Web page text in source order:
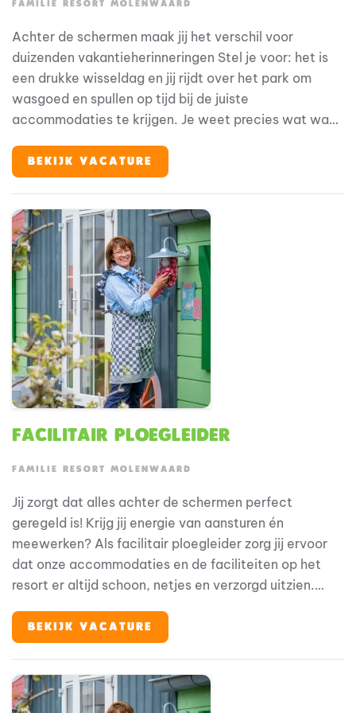
FAMILIE RESORT MOLENWAARD
Achter de schermen maak jij het verschil voor
duizenden vakantieherinneringen Stel je voor: het is
een drukke wisseldag en jij rijdt over het park om
wasgoed en spullen op tijd bij de juiste
accommodaties te krijgen. Je weet precies wat waar
volgende gasten. Samen met je collega’s zorg je
ervoor dat achter de schermen alles goed geregeld
Molenwaard stap je in de wereld van Fien & Teun, een
beleveniswereld voor families met jonge kinderen. En
jij? Jij zorgt ervoor dat elke gast zich welkom voelt
vanaf het eerste moment.
BEKIJK VACATURE
Facilitair ploegleider
FAMILIE RESORT MOLENWAARD
Jij zorgt dat alles achter de schermen perfect
geregeld is! Krijg jij energie van aansturen én
meewerken? Als facilitair ploegleider zorg jij ervoor
dat onze accommodaties en de faciliteiten op het
resort er altijd schoon, netjes en verzorgd uitzien.
zorgeloos genieten van hun verblijf. Je werkt midden
in de operatie, stuurt je team aan en zorgt dat alles
BEKIJK VACATURE